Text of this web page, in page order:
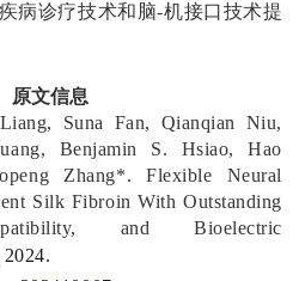
病诊疗技术和脑-机接口技术提
原文信息
Suna Fan, Qianqian Niu,
Benjamin S. Hsiao, Hao
Zhang*. Flexible Neural
Silk Fibroin With Outstanding
and Bioelectric
2024.